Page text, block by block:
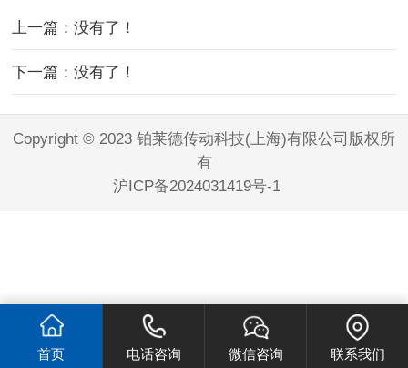
上一篇：没有了！
下一篇：没有了！
Copyright © 2023 铂莱德传动科技(上海)有限公司版权所
有
沪ICP备2024031419号-1
首页 电话咨询 微信咨询 联系我们